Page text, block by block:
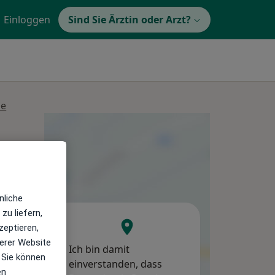
Einloggen Sind Sie Ärztin oder Arzt?
Ich bin damit
einverstanden, dass
liefern,
Website
können